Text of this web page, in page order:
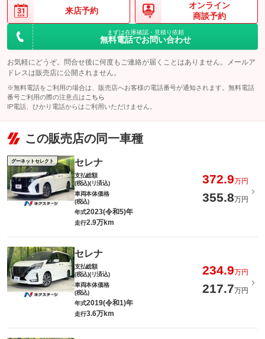
来店予約
オンライン
商談予約
まずは在庫確認・見積り依頼
無料電話でお問い合わせ
お気軽にどうぞ。問合せ後に何度もご連絡が届くことはありません。メールア
ドレスは販売店に公開されません。
※無料電話をご利用の場合は、販売店へお客様の電話番号が通知されます。無料電話
番号ご利用の際の注意点は こちら
IP電話、ひかり電話からはご利用いただけません。
この販売店の同一車種
グーネットセレクト セレナ
支払総額
(税込)(リ済込)
372.9万円
車両本体価格
(税込)
355.8万円
年式2023(令和5)年
走行2.9万km
セレナ
支払総額
(税込)(リ済込)
234.9万円
車両本体価格
(税込)
217.7万円
年式2019(令和1)年
走行3.6万km